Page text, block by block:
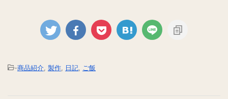
-商品紹介 製作 日記 ご飯